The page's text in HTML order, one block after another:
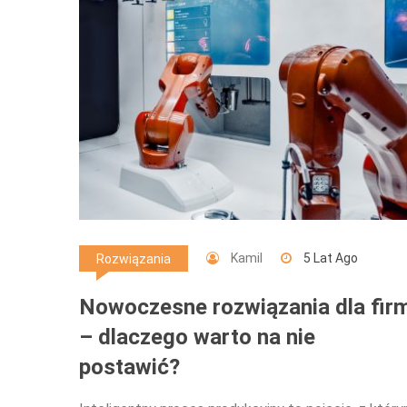
Rozwiązania Kamil 5 Lat Ago
Nowoczesne rozwiązania dla
– dlaczego warto na nie
postawić?